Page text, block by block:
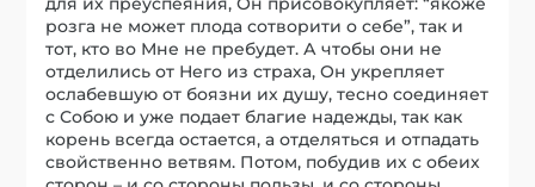
розга не может плода сотворити о себе”, так и
тот, кто во Мне не пребудет. А чтобы они не
отделились от Него из страха, Он укрепляет
ослабевшую от боязни их душу, тесно соединяет
с Собою и уже подает благие надежды, так как
корень всегда остается, а отделяться и отпадать
свойственно ветвям. Потом, побудив их с обеих